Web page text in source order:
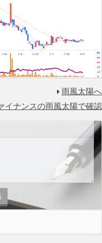
雨風太陽へ
イナンスの雨風太陽で確認